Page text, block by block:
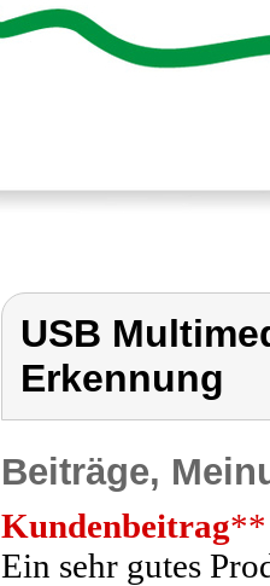
USB
Erkennung
Beiträge,
Kundenbeitrag**
Ein sehr gutes